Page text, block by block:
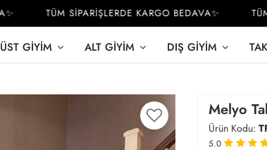
TÜM SİPARİŞLERDE KARGO BEDAVA✨ TÜM
ÜST GIYIM ALT GIYIM DIŞ GIYIM
Melyo
Ürün Kodu:
5.0